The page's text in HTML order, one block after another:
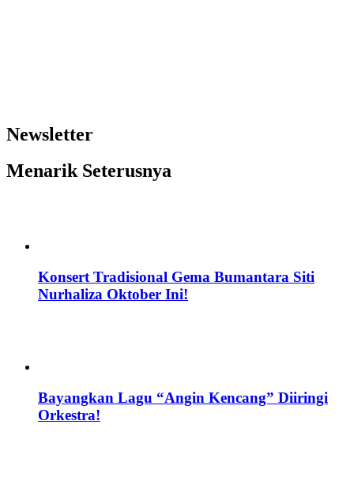
Newsletter
Menarik Seterusnya
Konsert Tradisional Gema Bumantara Siti
Nurhaliza Oktober Ini!
Bayangkan Lagu “Angin Kencang” Diiringi
Orkestra!